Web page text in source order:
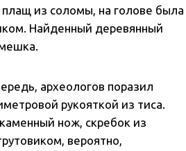
из соломы, на голове была
Найденный деревянный
археологов поразил
рукояткой из тиса.
нож, скребок из
вероятно,